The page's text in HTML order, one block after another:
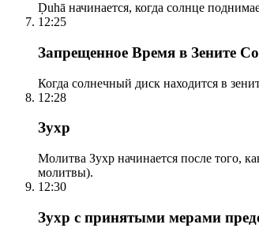
Ḍuhā начинается, когда солнце
12:25
Запрещенное Время в Зените
Когда солнечный диск находится в
12:28
Зухр
Молитва Зухр начинается после того,
молитвы).
12:30
Зухр с принятыми мерами